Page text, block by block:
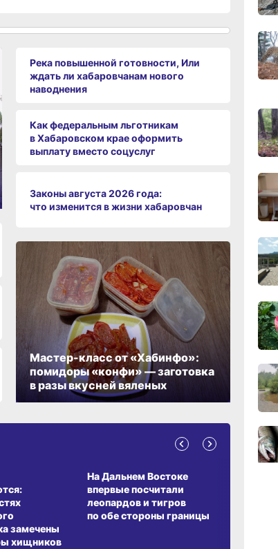
Река повышенной готовности, Или
ждать ли хабаровчанам нового
наводнения
Как федеральным льготникам
в Хабаровском крае оформить
выплату вместо соцуслуг
Законы августа 2026 года:
что изменится в жизни хабаровчан
Мастер-класс от «Хабинфо»:
помидоры «конфи» — заготовка
в разы вкусней вяленых
замечены
хищников
На Дальнем Востоке
впервые посчитали
леопардов и тигров
по обе стороны границы
ЗЕМЛЯКИ
11:14,